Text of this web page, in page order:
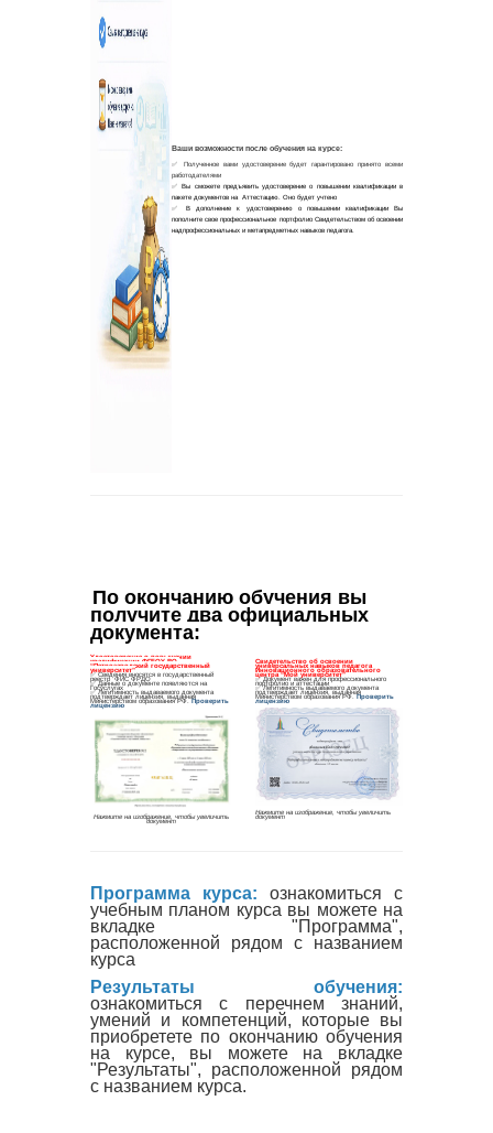
По окончанию обучения вы
получите два официальных
документа:
Программа курса: ознакомиться с
учебным планом курса вы можете на
вкладке "Программа",
расположенной рядом с названием
курса
Результаты обучения:
ознакомиться с перечнем знаний,
умений и компетенций, которые вы
приобретете по окончанию обучения
на курсе, вы можете на вкладке
"Результаты", расположенной рядом
с названием курса.